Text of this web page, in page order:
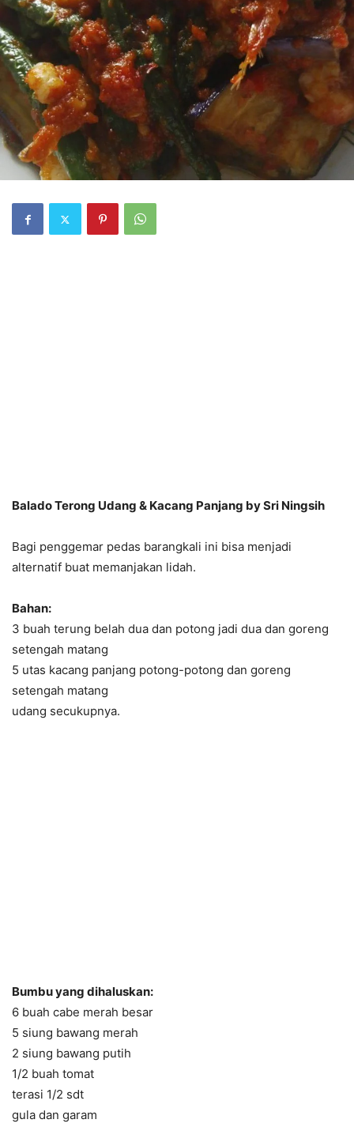
Balado Terong Udang & Kacang Panjang by Sri Ningsih
Bagi penggemar pedas barangkali ini bisa menjadi
alternatif buat memanjakan lidah.
Bahan:
3 buah terung belah dua dan potong jadi dua dan goreng
setengah matang
5 utas kacang panjang potong-potong dan goreng
setengah matang
udang secukupnya.
Bumbu yang dihaluskan:
6 buah cabe merah besar
5 siung bawang merah
2 siung bawang putih
1/2 buah tomat
terasi 1/2 sdt
gula dan garam